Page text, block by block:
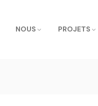
NOUS PROJETS